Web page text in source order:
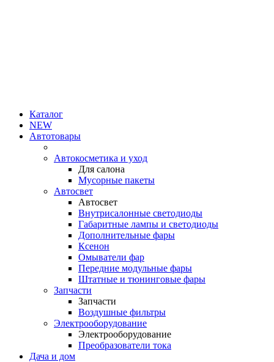
Каталог
NEW
Автотовары
Автокосметика и уход
Для салона
Мусорные пакеты
Автосвет
Автосвет
Внутрисалонные светодиоды
Габаритные лампы и светодиоды
Дополнительные фары
Ксенон
Омыватели фар
Передние модульные фары
Штатные и тюнинговые фары
Запчасти
Запчасти
Воздушные фильтры
Электрооборудование
Электрооборудование
Преобразователи тока
Дача и дом